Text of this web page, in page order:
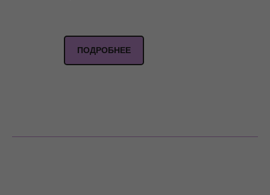
ПОДРОБНЕЕ